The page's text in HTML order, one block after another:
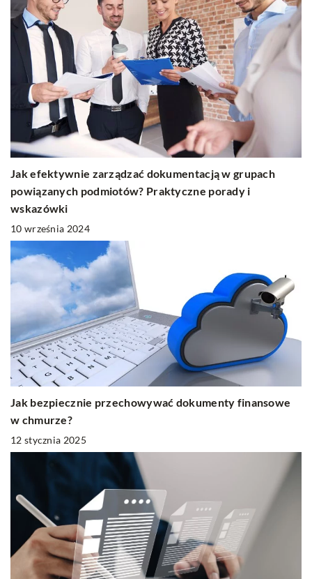
Jak efektywnie zarządzać dokumentacją w grupach
powiązanych podmiotów? Praktyczne porady i
wskazówki
10 września 2024
Jak bezpiecznie przechowywać dokumenty finansowe
w chmurze?
12 stycznia 2025